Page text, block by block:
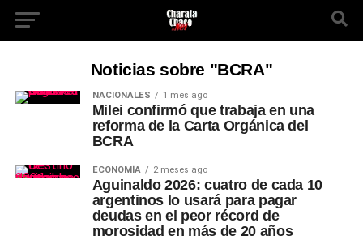
Noticias sobre "BCRA"
NACIONALES 1 mes ago
Milei confirmó que trabaja en una
reforma de la Carta Orgánica del
BCRA
ECONOMÍA 2 meses ago
Aguinaldo 2026: cuatro de cada 10
argentinos lo usará para pagar
deudas en el peor récord de
morosidad en más de 20 años